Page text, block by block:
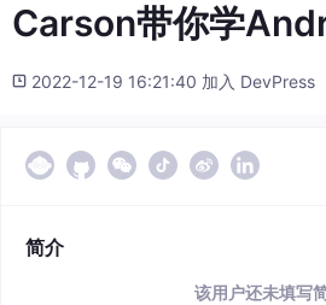
Carson带你学
2022-12-19 16:21:40 加入 DevPress
简介
该用户还未填写